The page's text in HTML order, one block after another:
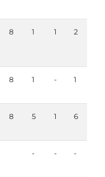
8 1 1 2
8 1 - 1
8 5 1 6
- - -